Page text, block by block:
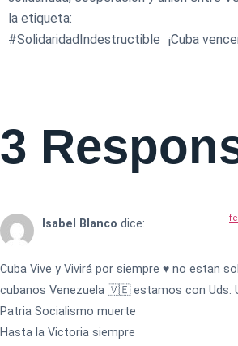
la etiqueta:
#SolidaridadIndestructible ¡Cuba
3
Isabel Blanco dice:
Cuba Vive y Vivirá por siempre ♥️ no estan
cubanos Venezuela 🇻🇪 estamos con Uds.
Patria Socialismo muerte
Hasta la Victoria siempre